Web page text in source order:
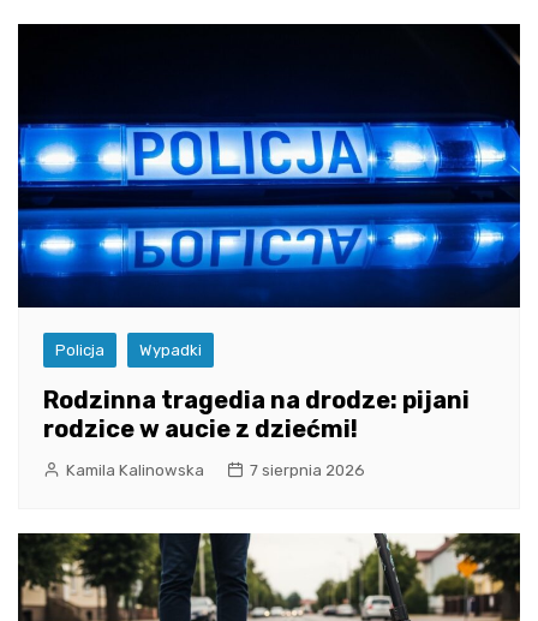
Policja Wypadki
Rodzinna tragedia na drodze: pijani
rodzice w aucie z dziećmi!
Kamila Kalinowska 7 sierpnia 2026